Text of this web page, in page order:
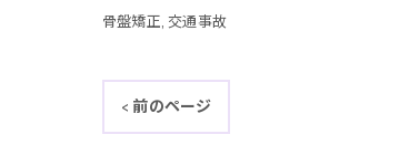
骨盤矯正 交通事故
< 前のページ